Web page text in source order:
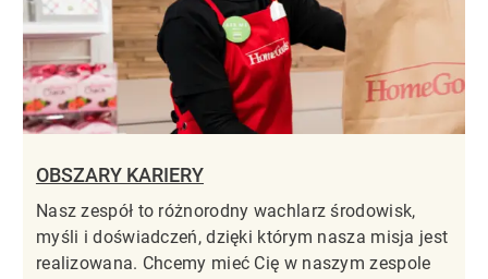
OBSZARY KARIERY
Nasz zespół to różnorodny wachlarz środowisk,
myśli i doświadczeń, dzięki którym nasza misja jest
realizowana. Chcemy mieć Cię w naszym zespole